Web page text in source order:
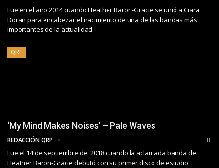
Fue en el año 2014 cuando Heather Baron-Gracie se unió a Ciara
Doran para encabezar el nacimiento de una de las bandas más
importantes de la actualidad
QRP
‘My Mind Makes Noises’ – Pale Waves
REDACCIÓN QRP
Fue el 14 de septiembre del 2018 cuando la aclamada banda de
Heather Baron-Gracie debutó con su primer disco de estudio